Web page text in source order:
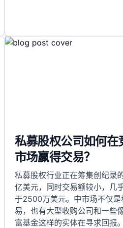
私募股权公司如何在
市场赢得交易？
私募股权行业正在筹集创纪录
亿美元，同时交易额较小，几
于2500万美元。中市场不仅
易，也有大型收购公司和一些
富基金这样的实体在寻求回报